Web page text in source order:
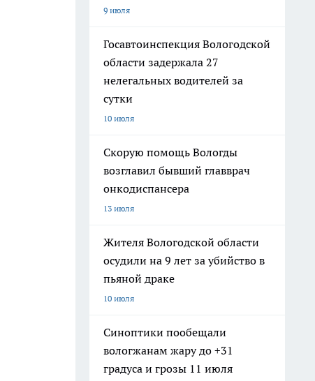
9 июля
Госавтоинспекция Вологодской
области задержала 27
нелегальных водителей за
сутки
10 июля
Скорую помощь Вологды
возглавил бывший главврач
онкодиспансера
13 июля
Жителя Вологодской области
осудили на 9 лет за убийство в
пьяной драке
10 июля
Синоптики пообещали
вологжанам жару до +31
градуса и грозы 11 июля